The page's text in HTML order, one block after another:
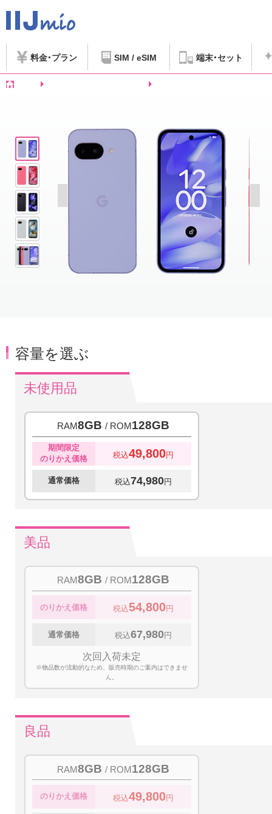
料金 プラン SIM / eSIM 端末 セット
容量を選ぶ
未使用品
RAM8GB / ROM128GB
期間限定
のりかえ価格
税込49,800円
通常価格 税込74,980円
美品
RAM8GB / ROM128GB
のりかえ価格 税込54,800円
通常価格 税込67,980円
次回入荷未定
※物品数が流動的なため、販売時期のご案内はできませ
ん。
良品
RAM8GB / ROM128GB
のりかえ価格 税込49,800円